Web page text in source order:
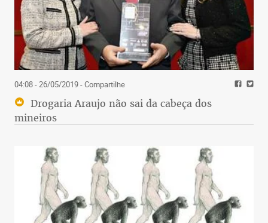
04:08 - 26/05/2019- Compartilhe
Drogaria Araujo não sai da cabeça dos
mineiros